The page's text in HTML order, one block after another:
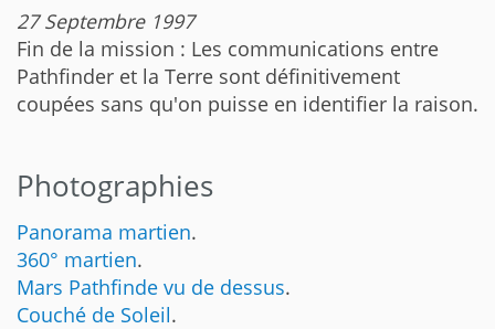
27 Septembre 1997
Fin de la mission : Les communications entre
Pathfinder et la Terre sont définitivement
coupées sans qu'on puisse en identifier la raison.
Photographies
Panorama martien.
360° martien.
Mars Pathfinde vu de dessus.
Couché de Soleil.